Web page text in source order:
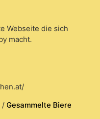
Webseite die sich
macht.
/ Gesammelte Biere